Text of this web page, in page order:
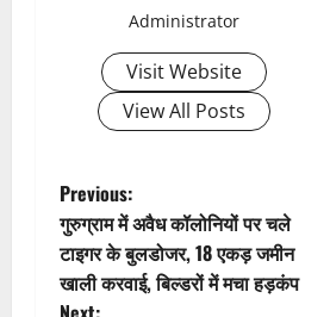
Administrator
Visit Website
View All Posts
P
o
s
Previous:
गुरुग्राम में अवैध कॉलोनियों पर चले
टाइगर के बुलडोजर, 18 एकड़ जमीन
खाली करवाई, बिल्डरों में मचा हड़कंप